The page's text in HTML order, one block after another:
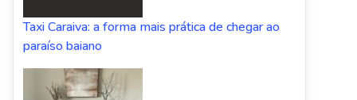
Taxi Caraiva: a forma mais prática de chegar ao
paraíso baiano